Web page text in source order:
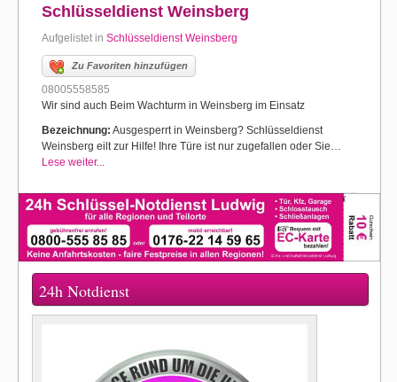
Schlüsseldienst Weinsberg
Aufgelistet in Schlüsseldienst Weinsberg
Zu Favoriten hinzufügen
08005558585
Wir sind auch Beim Wachturm in Weinsberg im Einsatz
Bezeichnung: Ausgesperrt in Weinsberg? Schlüsseldienst
Weinsberg eilt zur Hilfe! Ihre Türe ist nur zugefallen oder Sie…
Lese weiter...
24h Notdienst